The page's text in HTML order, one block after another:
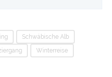
Schwäbische Alb
Winterreise